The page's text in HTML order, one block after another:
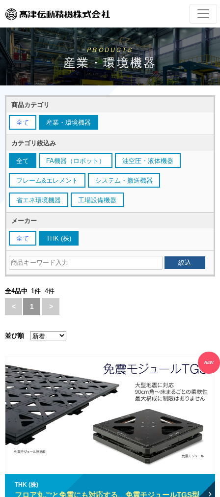
PRODUCTS
産業・環境機器
商品カテゴリ
全て 産業・環境機器
カテゴリ絞込み
全て FA機器（ロボット） 油空圧・液体機器
フレーム&エレメント システム・搬送機器
省エネ環境機器 工場設備機器
メーカー
全て THK (株)
全4品中 1件−4件
< 1 >
並び順
NEW
THK (株)
フロア丸ごと免震にも対応する、免震モジュールTGS型